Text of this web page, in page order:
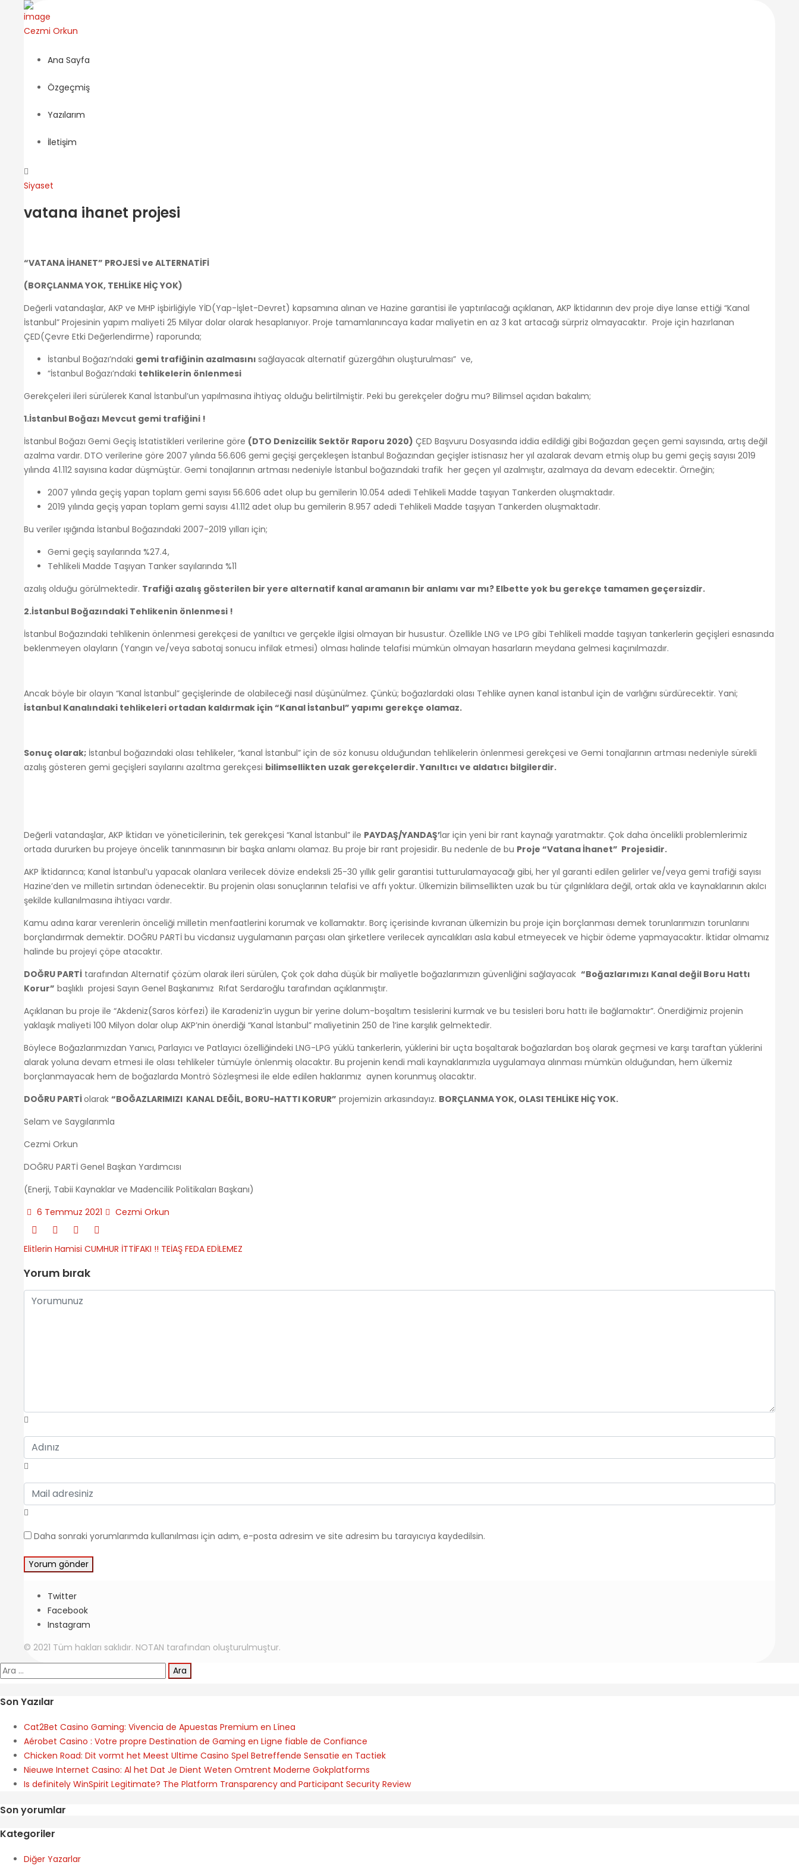
CezmiOrkun
Ana Sayfa
Özgeçmiş
Yazılarım
İletişim
Siyaset
vatana ihanet projesi
“VATANA İHANET” PROJESİ ve ALTERNATİFİ
(BORÇLANMA YOK, TEHLİKE HİÇ YOK)
Değerli vatandaşlar, AKP ve MHP işbirliğiyle YİD(Yap-İşlet-Devret) kapsamına alınan ve Hazine garantisi ile yaptırılacağı açıklanan, AKP İktidarının dev proje diye lanse ettiği “Kanal
İstanbul” Projesinin yapım maliyeti 25 Milyar dolar olarak hesaplanıyor. Proje tamamlanıncaya kadar maliyetin en az 3 kat artacağı sürpriz olmayacaktır. Proje için hazırlanan
ÇED(Çevre Etki Değerlendirme) raporunda;
İstanbul Boğazı’ndaki gemi trafiğinin azalmasınısağlayacak alternatif güzergâhın oluşturulması” ve,
“İstanbul Boğazı’ndaki tehlikelerin önlenmesi
Gerekçeleri ileri sürülerek Kanal İstanbul’un yapılmasına ihtiyaç olduğu belirtilmiştir. Peki bu gerekçeler doğru mu? Bilimsel açıdan bakalım;
1.İstanbul Boğazı Mevcut gemi trafiğini !
İstanbul Boğazı Gemi Geçiş İstatistikleri verilerine göre (DTO Denizcilik Sektör Raporu 2020) ÇED Başvuru Dosyasında iddia edildiği gibi Boğazdan geçen gemi sayısında, artış değil
azalma vardır. DTO verilerine göre 2007 yılında 56.606 gemi geçişi gerçekleşen İstanbul Boğazından geçişler istisnasız her yıl azalarak devam etmiş olup bu gemi geçiş sayısı 2019
yılında 41.112 sayısına kadar düşmüştür. Gemi tonajlarının artması nedeniyle İstanbul boğazındaki trafik her geçen yıl azalmıştır, azalmaya da devam edecektir. Örneğin;
2007 yılında geçiş yapan toplam gemi sayısı 56.606 adet olup bu gemilerin 10.054 adedi Tehlikeli Madde taşıyan Tankerden oluşmaktadır.
2019 yılında geçiş yapan toplam gemi sayısı 41.112 adet olup bu gemilerin 8.957 adedi Tehlikeli Madde taşıyan Tankerden oluşmaktadır.
Bu veriler ışığında İstanbul Boğazındaki 2007-2019 yılları için;
Gemi geçiş sayılarında %27.4,
Tehlikeli Madde Taşıyan Tanker sayılarında %11
azalış olduğu görülmektedir. Trafiği azalış gösterilen bir yere alternatif kanal aramanın bir anlamı var mı? Elbette yok bu gerekçe tamamen geçersizdir.
2.İstanbul Boğazındaki Tehlikenin önlenmesi !
İstanbul Boğazındaki tehlikenin önlenmesi gerekçesi de yanıltıcı ve gerçekle ilgisi olmayan bir husustur. Özellikle LNG ve LPG gibi Tehlikeli madde taşıyan tankerlerin geçişleri esnasında
beklenmeyen olayların (Yangın ve/veya sabotaj sonucu infilak etmesi) olması halinde telafisi mümkün olmayan hasarların meydana gelmesi kaçınılmazdır.
Ancak böyle bir olayın “Kanal İstanbul” geçişlerinde de olabileceği nasıl düşünülmez. Çünkü; boğazlardaki olası Tehlike aynen kanal istanbul için de varlığını sürdürecektir. Yani;
İstanbul Kanalındaki tehlikeleri ortadan kaldırmak için “Kanal İstanbul” yapımı gerekçe olamaz.
Sonuç olarak; İstanbul boğazındaki olası tehlikeler, “kanal İstanbul” için de söz konusu olduğundan tehlikelerin önlenmesi gerekçesi ve Gemi tonajlarının artması nedeniyle sürekli
azalış gösteren gemi geçişleri sayılarını azaltma gerekçesi bilimsellikten uzak gerekçelerdir. Yanıltıcı ve aldatıcı bilgilerdir.
Değerli vatandaşlar, AKP İktidarı ve yöneticilerinin, tek gerekçesi “Kanal İstanbul” ile PAYDAŞ/YANDAŞ’lar için yeni bir rant kaynağı yaratmaktır. Çok daha öncelikli problemlerimiz
ortada dururken bu projeye öncelik tanınmasının bir başka anlamı olamaz. Bu proje bir rant projesidir. Bu nedenle de bu Proje “Vatana İhanet” Projesidir.
AKP İktidarınca; Kanal İstanbul’u yapacak olanlara verilecek dövize endeksli 25-30 yıllık gelir garantisi tutturulamayacağı gibi, her yıl garanti edilen gelirler ve/veya gemi trafiği sayısı
Hazine’den ve milletin sırtından ödenecektir. Bu projenin olası sonuçlarının telafisi ve affı yoktur. Ülkemizin bilimsellikten uzak bu tür çılgınlıklara değil, ortak akla ve kaynaklarının akılcı
şekilde kullanılmasına ihtiyacı vardır.
Kamu adına karar verenlerin önceliği milletin menfaatlerini korumak ve kollamaktır. Borç içerisinde kıvranan ülkemizin bu proje için borçlanması demek torunlarımızın torunlarını
borçlandırmak demektir. DOĞRU PARTİ bu vicdansız uygulamanın parçası olan şirketlere verilecek ayrıcalıkları asla kabul etmeyecek ve hiçbir ödeme yapmayacaktır. İktidar olmamız
halinde bu projeyi çöpe atacaktır.
DOĞRU PARTİ tarafından Alternatif çözüm olarak ileri sürülen, Çok çok daha düşük bir maliyetle boğazlarımızın güvenliğini sağlayacak“Boğazlarımızı Kanal değil Boru Hattı
Korur” başlıklı projesi Sayın Genel Başkanımız Rıfat Serdaroğlu tarafından açıklanmıştır.
Açıklanan bu proje ile “Akdeniz(Saros körfezi) ile Karadeniz’in uygun bir yerine dolum-boşaltım tesislerini kurmak ve bu tesisleri boru hattı ile bağlamaktır”. Önerdiğimiz projenin
yaklaşık maliyeti 100 Milyon dolar olup AKP’nin önerdiği “Kanal İstanbul” maliyetinin 250 de 1’ine karşılık gelmektedir.
Böylece Boğazlarımızdan Yanıcı, Parlayıcı ve Patlayıcı özelliğindeki LNG-LPG yüklü tankerlerin, yüklerini bir uçta boşaltarak boğazlardan boş olarak geçmesi ve karşı taraftan yüklerini
alarak yoluna devam etmesi ile olası tehlikeler tümüyle önlenmiş olacaktır. Bu projenin kendi mali kaynaklarımızla uygulamaya alınması mümkün olduğundan, hem ülkemiz
borçlanmayacak hem de boğazlarda Montrö Sözleşmesi ile elde edilen haklarımız aynen korunmuş olacaktır.
DOĞRU PARTİolarak“BOĞAZLARIMIZI KANAL DEĞİL, BORU-HATTI KORUR” projemizin arkasındayız. BORÇLANMA YOK, OLASI TEHLİKE HİÇ YOK.
Selam ve Saygılarımla
Cezmi Orkun
DOĞRU PARTİ Genel Başkan Yardımcısı
(Enerji, Tabii Kaynaklar ve Madencilik Politikaları Başkanı)
6 Temmuz 2021
Cezmi Orkun
Elitlerin Hamisi CUMHUR İTTİFAKI !! TEİAŞ FEDA EDİLEMEZ
Yorum bırak
Daha sonraki yorumlarımda kullanılması için adım, e-posta adresim ve site adresim bu tarayıcıya kaydedilsin.
Twitter
Facebook
Instagram
© 2021 Tüm hakları saklıdır. NOTAN tarafından oluşturulmuştur.
Arama:
Son Yazılar
Cat2Bet Casino Gaming: Vivencia de Apuestas Premium en Línea
Aérobet Casino : Votre propre Destination de Gaming en Ligne fiable de Confiance
Chicken Road: Dit vormt het Meest Ultime Casino Spel Betreffende Sensatie en Tactiek
Nieuwe Internet Casino: Al het Dat Je Dient Weten Omtrent Moderne Gokplatforms
Is definitely WinSpirit Legitimate? The Platform Transparency and Participant Security Review
Son yorumlar
Kategoriler
Diğer Yazarlar